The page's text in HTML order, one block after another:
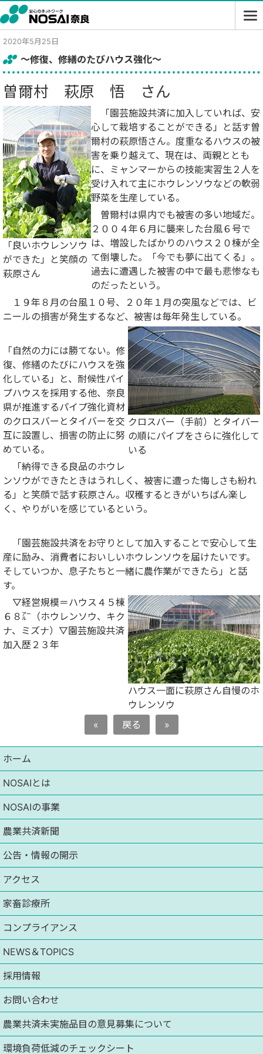
2020年5月25日
～修復、修繕のたびハウス強化～
曽爾村 萩原 悟 さん
「良いホウレンソウ
ができた」と笑顔の
萩原さん
「園芸施設共済に加入していれば、安
心して栽培することができる」と話す曽
爾村の萩原悟さん。度重なるハウスの被
害を乗り越えて、現在は、両親ととも
に、ミャンマーからの技能実習生２人を
受け入れて主にホウレンソウなどの軟弱
野菜を生産している。
曽爾村は県内でも被害の多い地域だ。
２００４年６月に襲来した台風６号で
は、増設したばかりのハウス２０棟が全
て倒壊した。「今でも夢に出てくる」。
過去に遭遇した被害の中で最も悲惨なも
のだったという。
１９年８月の台風１０号、２０年１月の突風などでは、ビ
ニールの損害が発生するなど、被害は毎年発生している。
クロスバー（手前）とタイバー
の順にパイプをさらに強化して
いる
「自然の力には勝てない。修
復、修繕のたびにハウスを強
化している」と、耐候性パイ
プハウスを採用する他、奈良
県が推進するパイプ強化資材
のクロスバーとタイバーを交
互に設置し、損害の防止に努
めている。
「納得できる良品のホウレ
ンソウができたときはうれしく、被害に遭った悔しさも紛れ
る」と笑顔で話す萩原さん。収穫するときがいちばん楽し
く、やりがいを感じているという。
「園芸施設共済をお守りとして加入することで安心して生
産に励み、消費者においしいホウレンソウを届けたいです。
そしていつか、息子たちと一緒に農作業ができたら」と話
す。
ハウス一面に萩原さん自慢のホ
ウレンソウ
▽経営規模＝ハウス４５棟
６８㌃（ホウレンソウ、キク
ナ、ミズナ）▽園芸施設共済
加入歴２３年
« 戻る »
ホーム
NOSAIとは
NOSAIの事業
農業共済新聞
公告・情報の開示
アクセス
家畜診療所
コンプライアンス
NEWS＆TOPICS
採用情報
お問い合わせ
農業共済未実施品目の意見募集について
環境負荷低減のチェックシート